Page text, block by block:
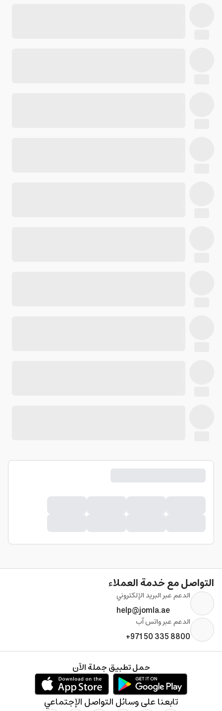
التواصل مع خدمة العملاء
الدعم عبر البريد الإلكتروني
help@jomla.ae
الدعم عبر واتس آب
+971 50 335 8800
تابعنا على وسائل التواصل الإجتماعي
حمل تطبيق جملة الآن